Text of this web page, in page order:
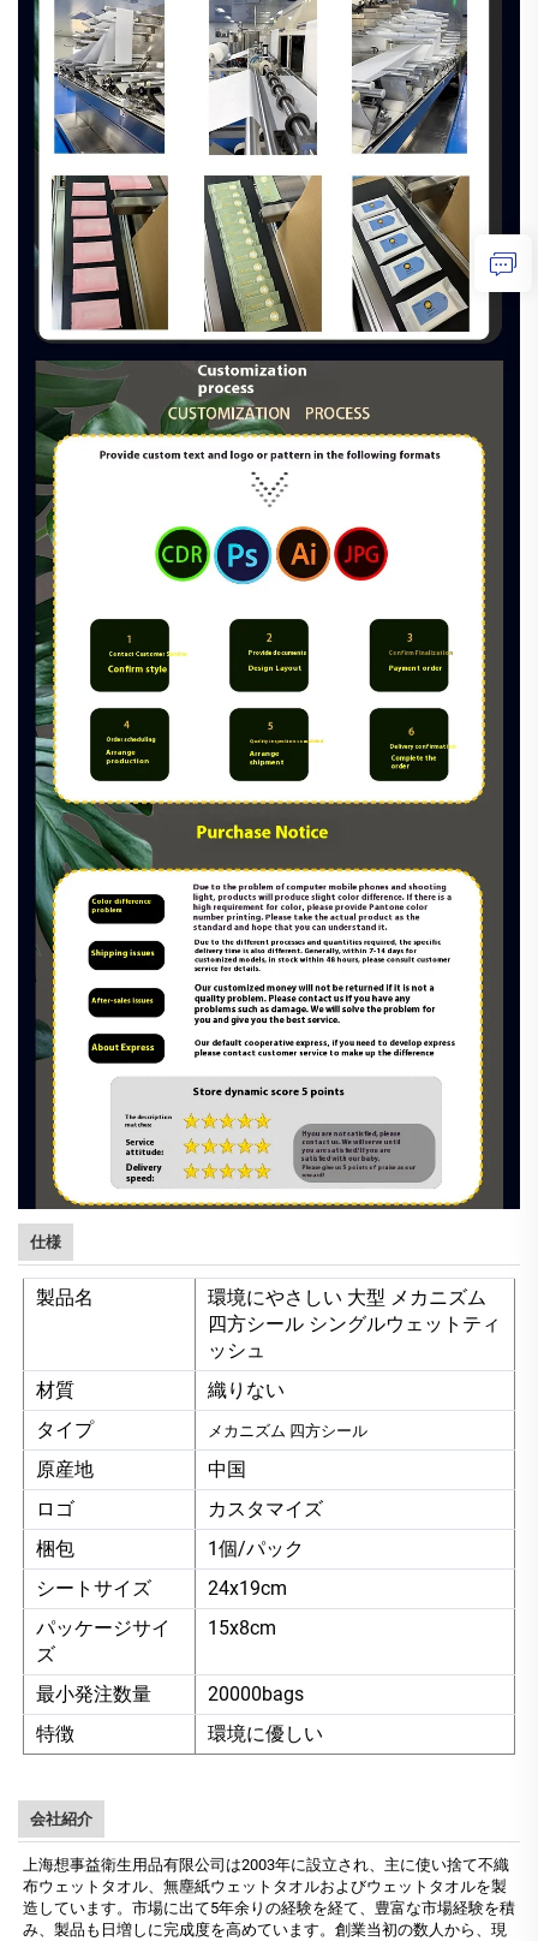
仕様
製品名
環境にやさしい 大型 メカニズム
四方シール シングルウェットティ
ッシュ
材質
織りない
タイプ
メカニズム 四方シール
原産地
中国
ロゴ
カスタマイズ
梱包
1個/パック
シートサイズ
24x19cm
パッケージサイ
ズ
15x8cm
最小発注数量
20000bags
特徴
環境に優しい
会社紹介
上海想事益衛生用品有限公司は2003年に設立され、主に使い捨て不織
布ウェットタオル、無塵紙ウェットタオルおよびウェットタオルを製
造しています。市場に出て5年余りの経験を経て、豊富な市場経験を積
み、製品も日増しに完成度を高めています。創業当初の数人から、現